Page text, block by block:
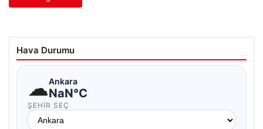
Hava Durumu
☁Ankara
NaN°C
ŞEHIR SEÇ